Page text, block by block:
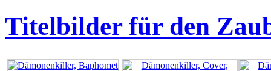
Titelbilder für den